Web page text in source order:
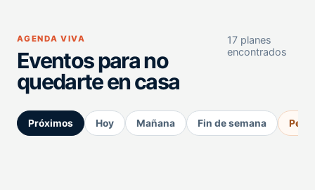
AGENDA VIVA
Eventos para no
quedarte en casa
17 planes
encontrados
Próximos Hoy Mañana Fin de semana